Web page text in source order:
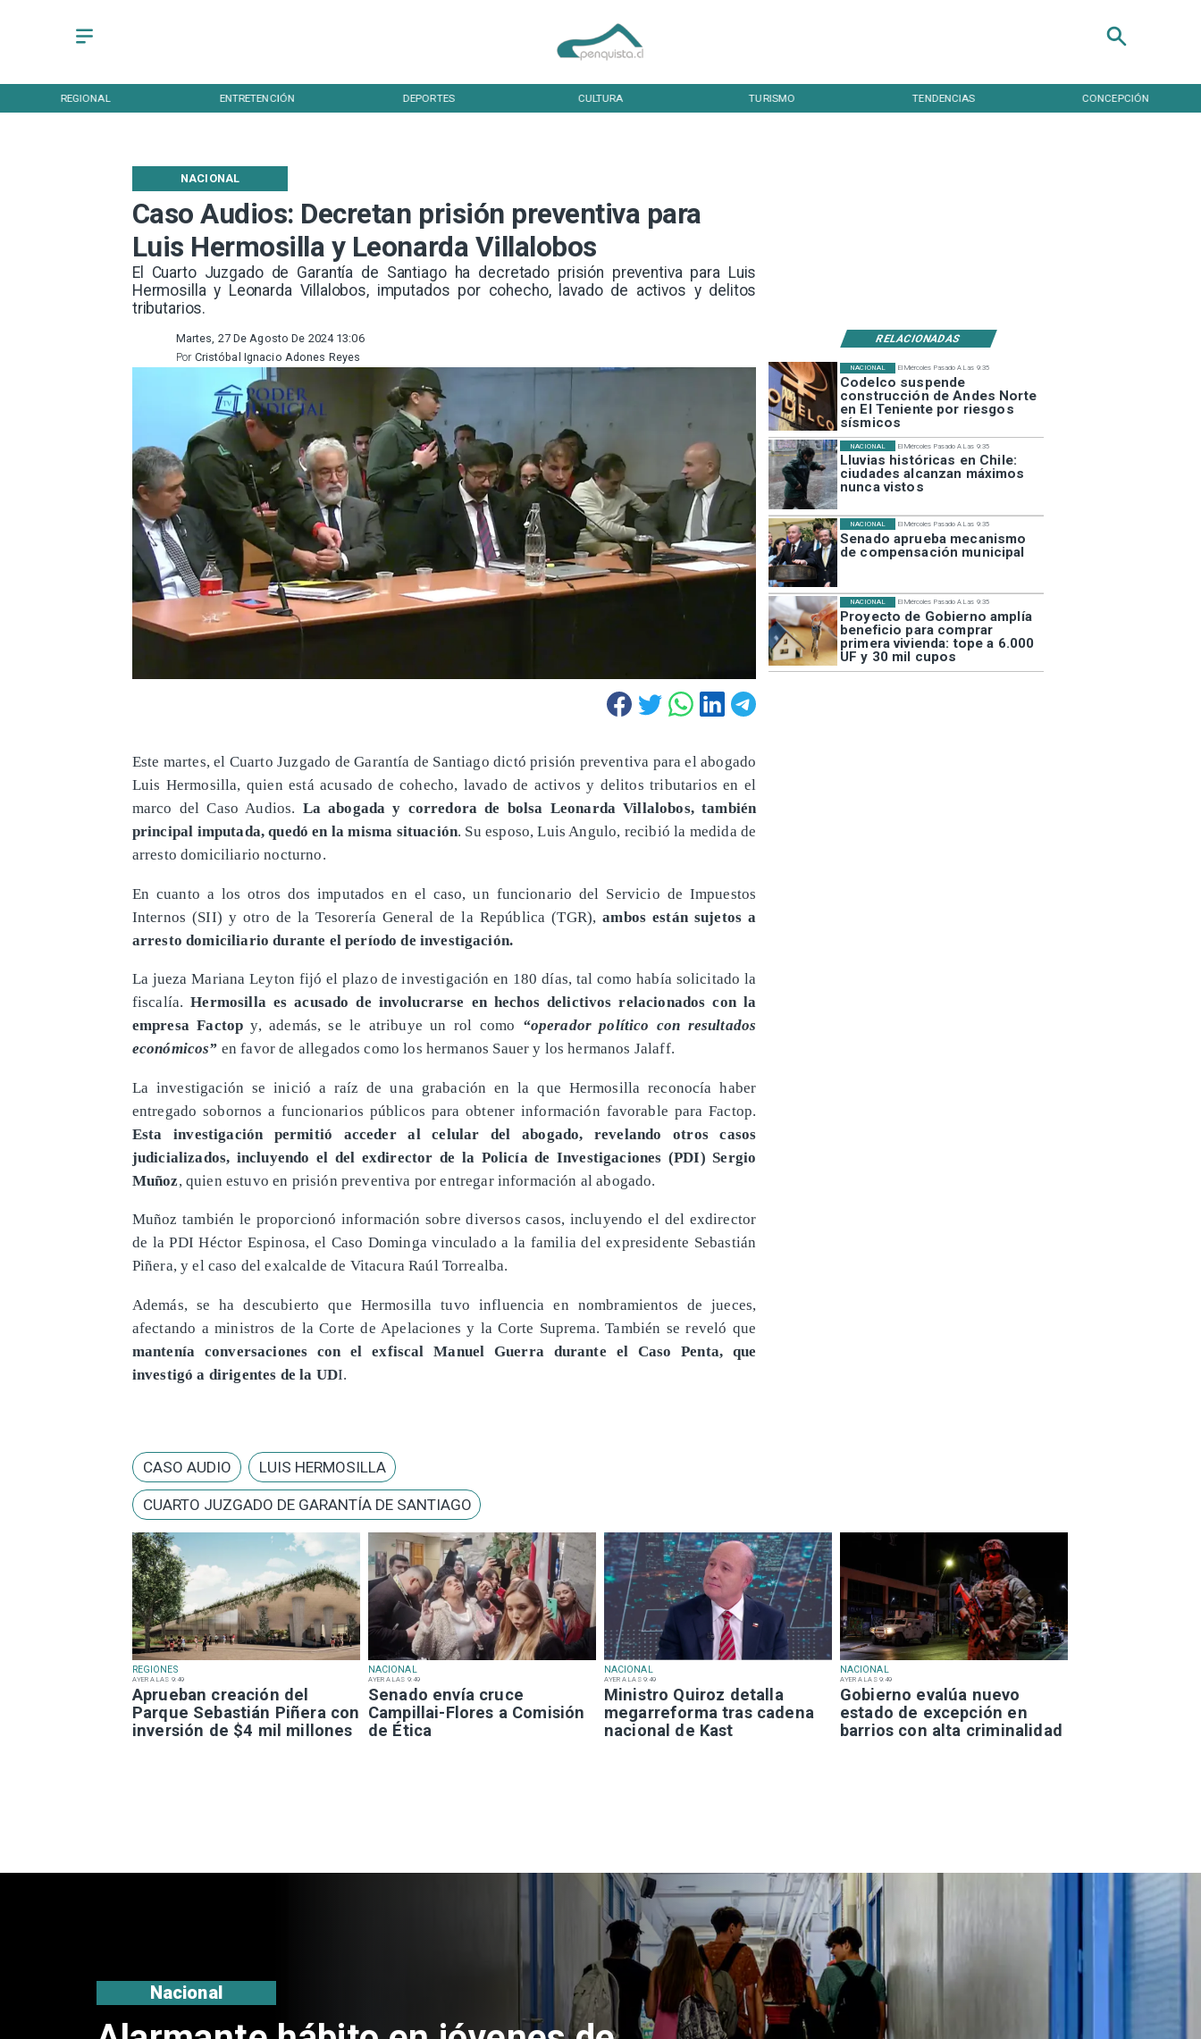
REGIONAL ENTRETENCIÓN DEPORTES CULTURA TURISMO TENDENCIAS CONCEPCIÓN
Caso Audios: Decretan prisión preventiva para
Luis Hermosilla y Leonarda Villalobos
​El Cuarto Juzgado de Garantía de Santiago ha decretado prisión preventiva para Luis
Hermosilla y Leonarda Villalobos, imputados por cohecho, lavado de activos y delitos
tributarios.
NACIONAL
RELACIONADAS
Martes, 27 De Agosto De 2024 13:06
Cristóbal Ignacio Adones Reyes
Por
REGIONES
AYER A LAS 9:49
Aprueban creación del
Parque Sebastián Piñera con
inversión de $4 mil millones
NACIONAL
AYER A LAS 9:49
Senado envía cruce
Campillai-Flores a Comisión
de Ética
NACIONAL
AYER A LAS 9:49
Ministro Quiroz detalla
megarreforma tras cadena
nacional de Kast
NACIONAL
AYER A LAS 9:49
Gobierno evalúa nuevo
estado de excepción en
barrios con alta criminalidad
El Miércoles Pasado A Las 9:35
Codelco suspende
construcción de Andes Norte
en El Teniente por riesgos
sísmicos
NACIONAL
El Miércoles Pasado A Las 9:35
Lluvias históricas en Chile:
ciudades alcanzan máximos
nunca vistos
NACIONAL
El Miércoles Pasado A Las 9:35
Senado aprueba mecanismo
de compensación municipal
NACIONAL
El Miércoles Pasado A Las 9:35
Proyecto de Gobierno amplía
beneficio para comprar
primera vivienda: tope a 6.000
UF y 30 mil cupos
NACIONAL
Este martes, el Cuarto Juzgado de Garantía de Santiago dictó prisión preventiva para el abogado
Luis Hermosilla, quien está acusado de cohecho, lavado de activos y delitos tributarios en el
marco del Caso Audios. La abogada y corredora de bolsa Leonarda Villalobos, también
principal imputada, quedó en la misma situación. Su esposo, Luis Angulo, recibió la medida de
arresto domiciliario nocturno.
En cuanto a los otros dos imputados en el caso, un funcionario del Servicio de Impuestos
Internos (SII) y otro de la Tesorería General de la República (TGR),ambos están sujetos a
arresto domiciliario durante el período de investigación.
La jueza Mariana Leyton fijó el plazo de investigación en 180 días, tal como había solicitado la
fiscalía.Hermosilla es acusado de involucrarse en hechos delictivos relacionados con la
empresa Factopy, además, se le atribuye un rol como “operador político con resultados
económicos” en favor de allegados como los hermanos Sauer y los hermanos Jalaff.
La investigación se inició a raíz de una grabación en la que Hermosilla reconocía haber
entregado sobornos a funcionarios públicos para obtener información favorable para Factop.
Esta investigación permitió acceder al celular del abogado, revelando otros casos
judicializados, incluyendo el del exdirector de la Policía de Investigaciones (PDI) Sergio
Muñoz, quien estuvo en prisión preventiva por entregar información al abogado.
Muñoz también le proporcionó información sobre diversos casos, incluyendo el del exdirector
de la PDI Héctor Espinosa, el Caso Dominga vinculado a la familia del expresidente Sebastián
Piñera, y el caso del exalcalde de Vitacura Raúl Torrealba.
Además, se ha descubierto que Hermosilla tuvo influencia en nombramientos de jueces,
afectando a ministros de la Corte de Apelaciones y la Corte Suprema. También se reveló que
mantenía conversaciones con el exfiscal Manuel Guerra durante el Caso Penta, que
investigó a dirigentes de la UDI.
CASO AUDIO LUIS HERMOSILLA
CUARTO JUZGADO DE GARANTÍA DE SANTIAGO
Regiones